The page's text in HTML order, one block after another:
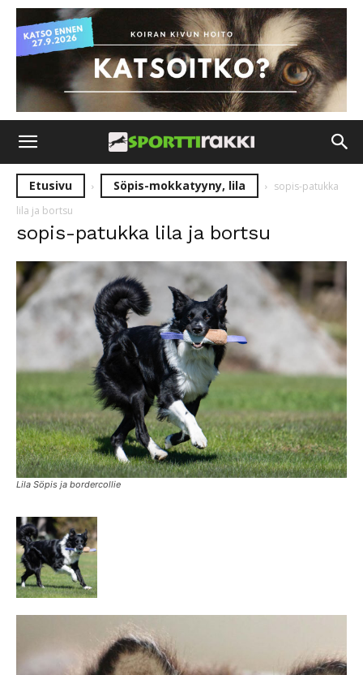
Etusivu Söpis-mokkatyyny, lila
sopis-patukka
lila ja bortsu
sopis-patukka lila ja bortsu
Lila Söpis ja bordercollie